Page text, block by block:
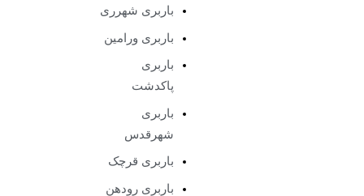
باربری شهرری
باربری ورامین
باربری
پاکدشت
باربری
شهرقدس
باربری قرچک
باربری رودهن